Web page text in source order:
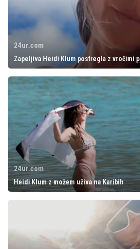
24ur.com
Zapeljiva Heidi Klum postregla z vročimi
24ur.com
Heidi Klum z možem uživa na Karibih